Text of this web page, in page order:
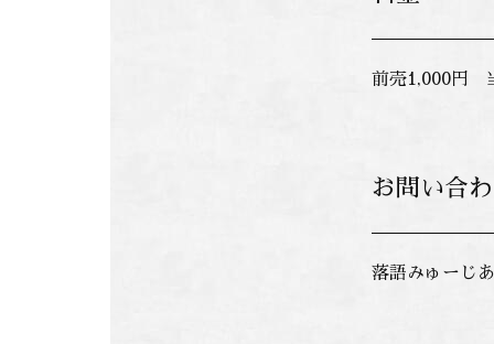
前売1,000円
お問い合
落語みゅー